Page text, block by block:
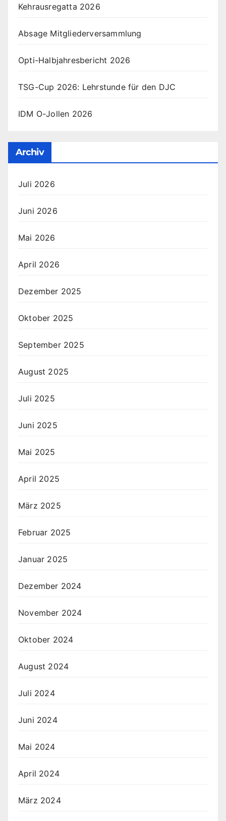
Kehrausregatta 2026
Absage Mitgliederversammlung
Opti-Halbjahresbericht 2026
TSG-Cup 2026: Lehrstunde für den DJC
IDM O-Jollen 2026
Archiv
Juli 2026
Juni 2026
Mai 2026
April 2026
Dezember 2025
Oktober 2025
September 2025
August 2025
Juli 2025
Juni 2025
Mai 2025
April 2025
März 2025
Februar 2025
Januar 2025
Dezember 2024
November 2024
Oktober 2024
August 2024
Juli 2024
Juni 2024
Mai 2024
April 2024
März 2024